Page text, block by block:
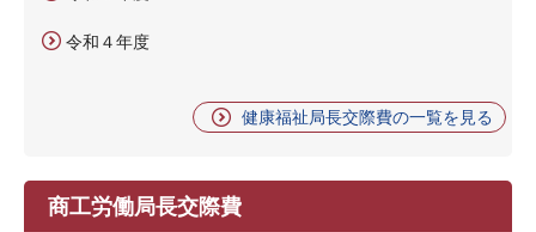
令和４年度
健康福祉局長交際費の一覧を見る
商工労働局長交際費